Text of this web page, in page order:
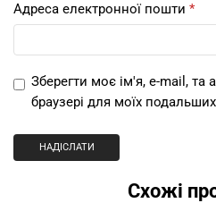
Адреса електронної пошти *
Зберегти моє ім'я, e-mail, та
браузері для моїх
Схожі